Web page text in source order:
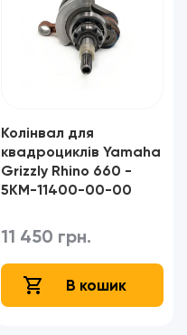
Колінвал для
квадроциклів Yamaha
Grizzly Rhino 660 -
5KM-11400-00-00
11 450 грн.
В кошик